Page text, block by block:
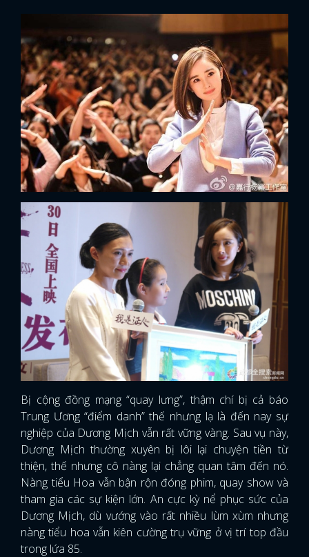
Bị cộng đồng mạng “quay lưng”, thậm chí bị cả báo
Trung Ương “điểm danh” thế nhưng lạ là đến nay sự
nghiệp của Dương Mịch vẫn rất vững vàng. Sau vụ này,
Dương Mịch thường xuyên bị lôi lại chuyện tiền từ
thiện, thế nhưng cô nàng lại chẳng quan tâm đến nó.
Nàng tiểu Hoa vẫn bận rộn đóng phim, quay show và
tham gia các sự kiện lớn. An cực kỳ nể phục sức của
Dương Mịch, dù vướng vào rất nhiều lùm xùm nhưng
nàng tiểu hoa vẫn kiên cường trụ vững ở vị trí top đầu
trong lứa 85.